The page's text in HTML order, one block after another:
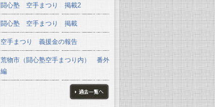
闘心塾 空手まつり 掲載2
闘心塾 空手まつり 掲載
空手まつり 義援金の報告
荒物市（闘心塾空手まつり内） 番外
編